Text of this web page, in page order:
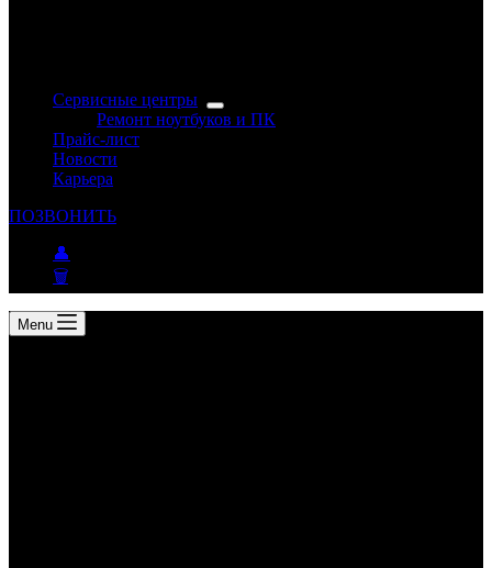
Сервисные центры
Ремонт ноутбуков и ПК
Прайс-лист
Новости
Карьера
ПОЗВОНИТЬ
👤
🗑
Menu